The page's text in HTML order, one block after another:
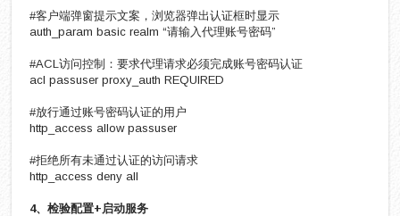
#客户端弹窗提示文案，浏览器弹出认证框时显示
auth_param basic realm “请输入代理账号密码”
#ACL访问控制：要求代理请求必须完成账号密码认证
acl passuser proxy_auth REQUIRED
#放行通过账号密码认证的用户
http_access allow passuser
#拒绝所有未通过认证的访问请求
http_access deny all
4、检验配置+启动服务